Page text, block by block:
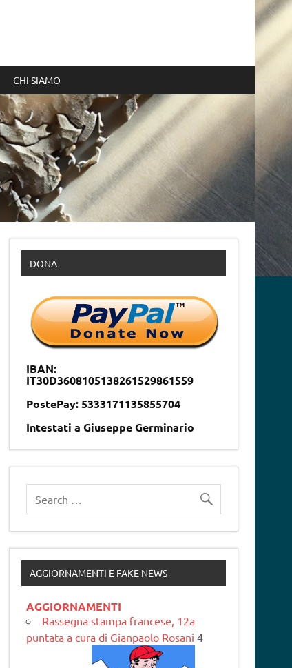
CHI SIAMO
DONA
IBAN:
IT30D3608105138261529861559
PostePay: 5333171135855704
Intestati a Giuseppe Germinario
AGGIORNAMENTI E FAKE NEWS
AGGIORNAMENTI
Rassegna stampa francese, 12a
puntata a cura di Gianpaolo Rosani 4